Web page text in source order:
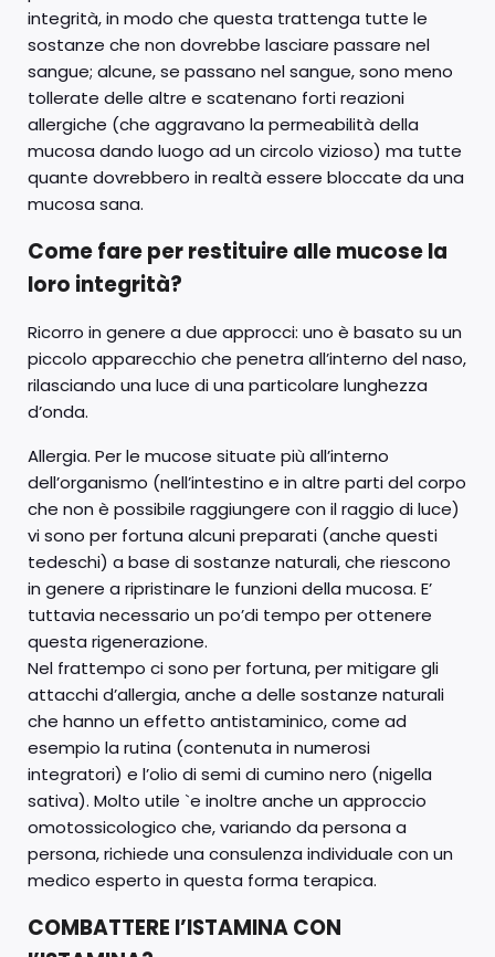
integrità, in modo che questa trattenga tutte le
sostanze che non dovrebbe lasciare passare nel
sangue; alcune, se passano nel sangue, sono meno
tollerate delle altre e scatenano forti reazioni
allergiche (che aggravano la permeabilità della
mucosa dando luogo ad un circolo vizioso) ma tutte
quante dovrebbero in realtà essere bloccate da una
mucosa sana.
Come fare per restituire alle mucose la
loro integrità?
Ricorro in genere a due approcci: uno è basato su un
piccolo apparecchio che penetra all’interno del naso,
rilasciando una luce di una particolare lunghezza
d’onda.
Allergia. Per le mucose situate più all’interno
dell’organismo (nell’intestino e in altre parti del corpo
che non è possibile raggiungere con il raggio di luce)
vi sono per fortuna alcuni preparati (anche questi
tedeschi) a base di sostanze naturali, che riescono
in genere a ripristinare le funzioni della mucosa. E’
tuttavia necessario un po’di tempo per ottenere
questa rigenerazione.
Nel frattempo ci sono per fortuna, per mitigare gli
attacchi d’allergia, anche a delle sostanze naturali
che hanno un effetto antistaminico, come ad
esempio la rutina (contenuta in numerosi
integratori) e l’olio di semi di cumino nero (nigella
sativa). Molto utile `e inoltre anche un approccio
omotossicologico che, variando da persona a
persona, richiede una consulenza individuale con un
medico esperto in questa forma terapica.
COMBATTERE l’ISTAMINA CON